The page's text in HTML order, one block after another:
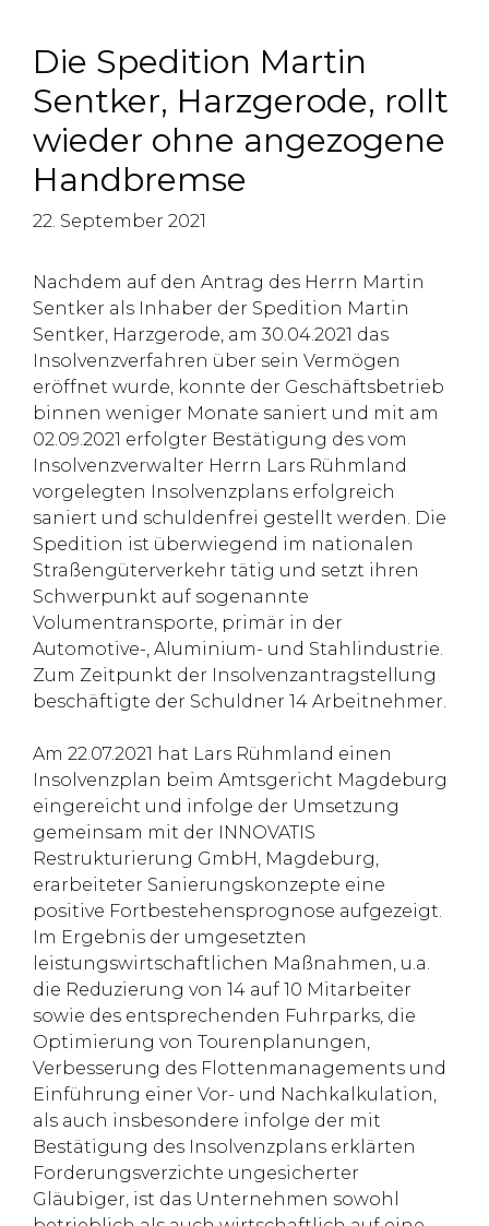
Die Spedition Martin
Sentker, Harzgerode, rollt
wieder ohne angezogene
Handbremse
22. September 2021
Nachdem auf den Antrag des Herrn Martin
Sentker als Inhaber der Spedition Martin
Sentker, Harzgerode, am 30.04.2021 das
Insolvenzverfahren über sein Vermögen
eröffnet wurde, konnte der Geschäftsbetrieb
binnen weniger Monate saniert und mit am
02.09.2021 erfolgter Bestätigung des vom
Insolvenzverwalter Herrn Lars Rühmland
vorgelegten Insolvenzplans erfolgreich
saniert und schuldenfrei gestellt werden. Die
Spedition ist überwiegend im nationalen
Straßengüterverkehr tätig und setzt ihren
Schwerpunkt auf sogenannte
Volumentransporte, primär in der
Automotive-, Aluminium- und Stahlindustrie.
Zum Zeitpunkt der Insolvenzantragstellung
beschäftigte der Schuldner 14 Arbeitnehmer.
Am 22.07.2021 hat Lars Rühmland einen
Insolvenzplan beim Amtsgericht Magdeburg
eingereicht und infolge der Umsetzung
gemeinsam mit der INNOVATIS
Restrukturierung GmbH, Magdeburg,
erarbeiteter Sanierungskonzepte eine
positive Fortbestehensprognose aufgezeigt.
Im Ergebnis der umgesetzten
leistungswirtschaftlichen Maßnahmen, u.a.
die Reduzierung von 14 auf 10 Mitarbeiter
sowie des entsprechenden Fuhrparks, die
Optimierung von Tourenplanungen,
Verbesserung des Flottenmanagements und
Einführung einer Vor- und Nachkalkulation,
als auch insbesondere infolge der mit
Bestätigung des Insolvenzplans erklärten
Forderungsverzichte ungesicherter
Gläubiger, ist das Unternehmen sowohl